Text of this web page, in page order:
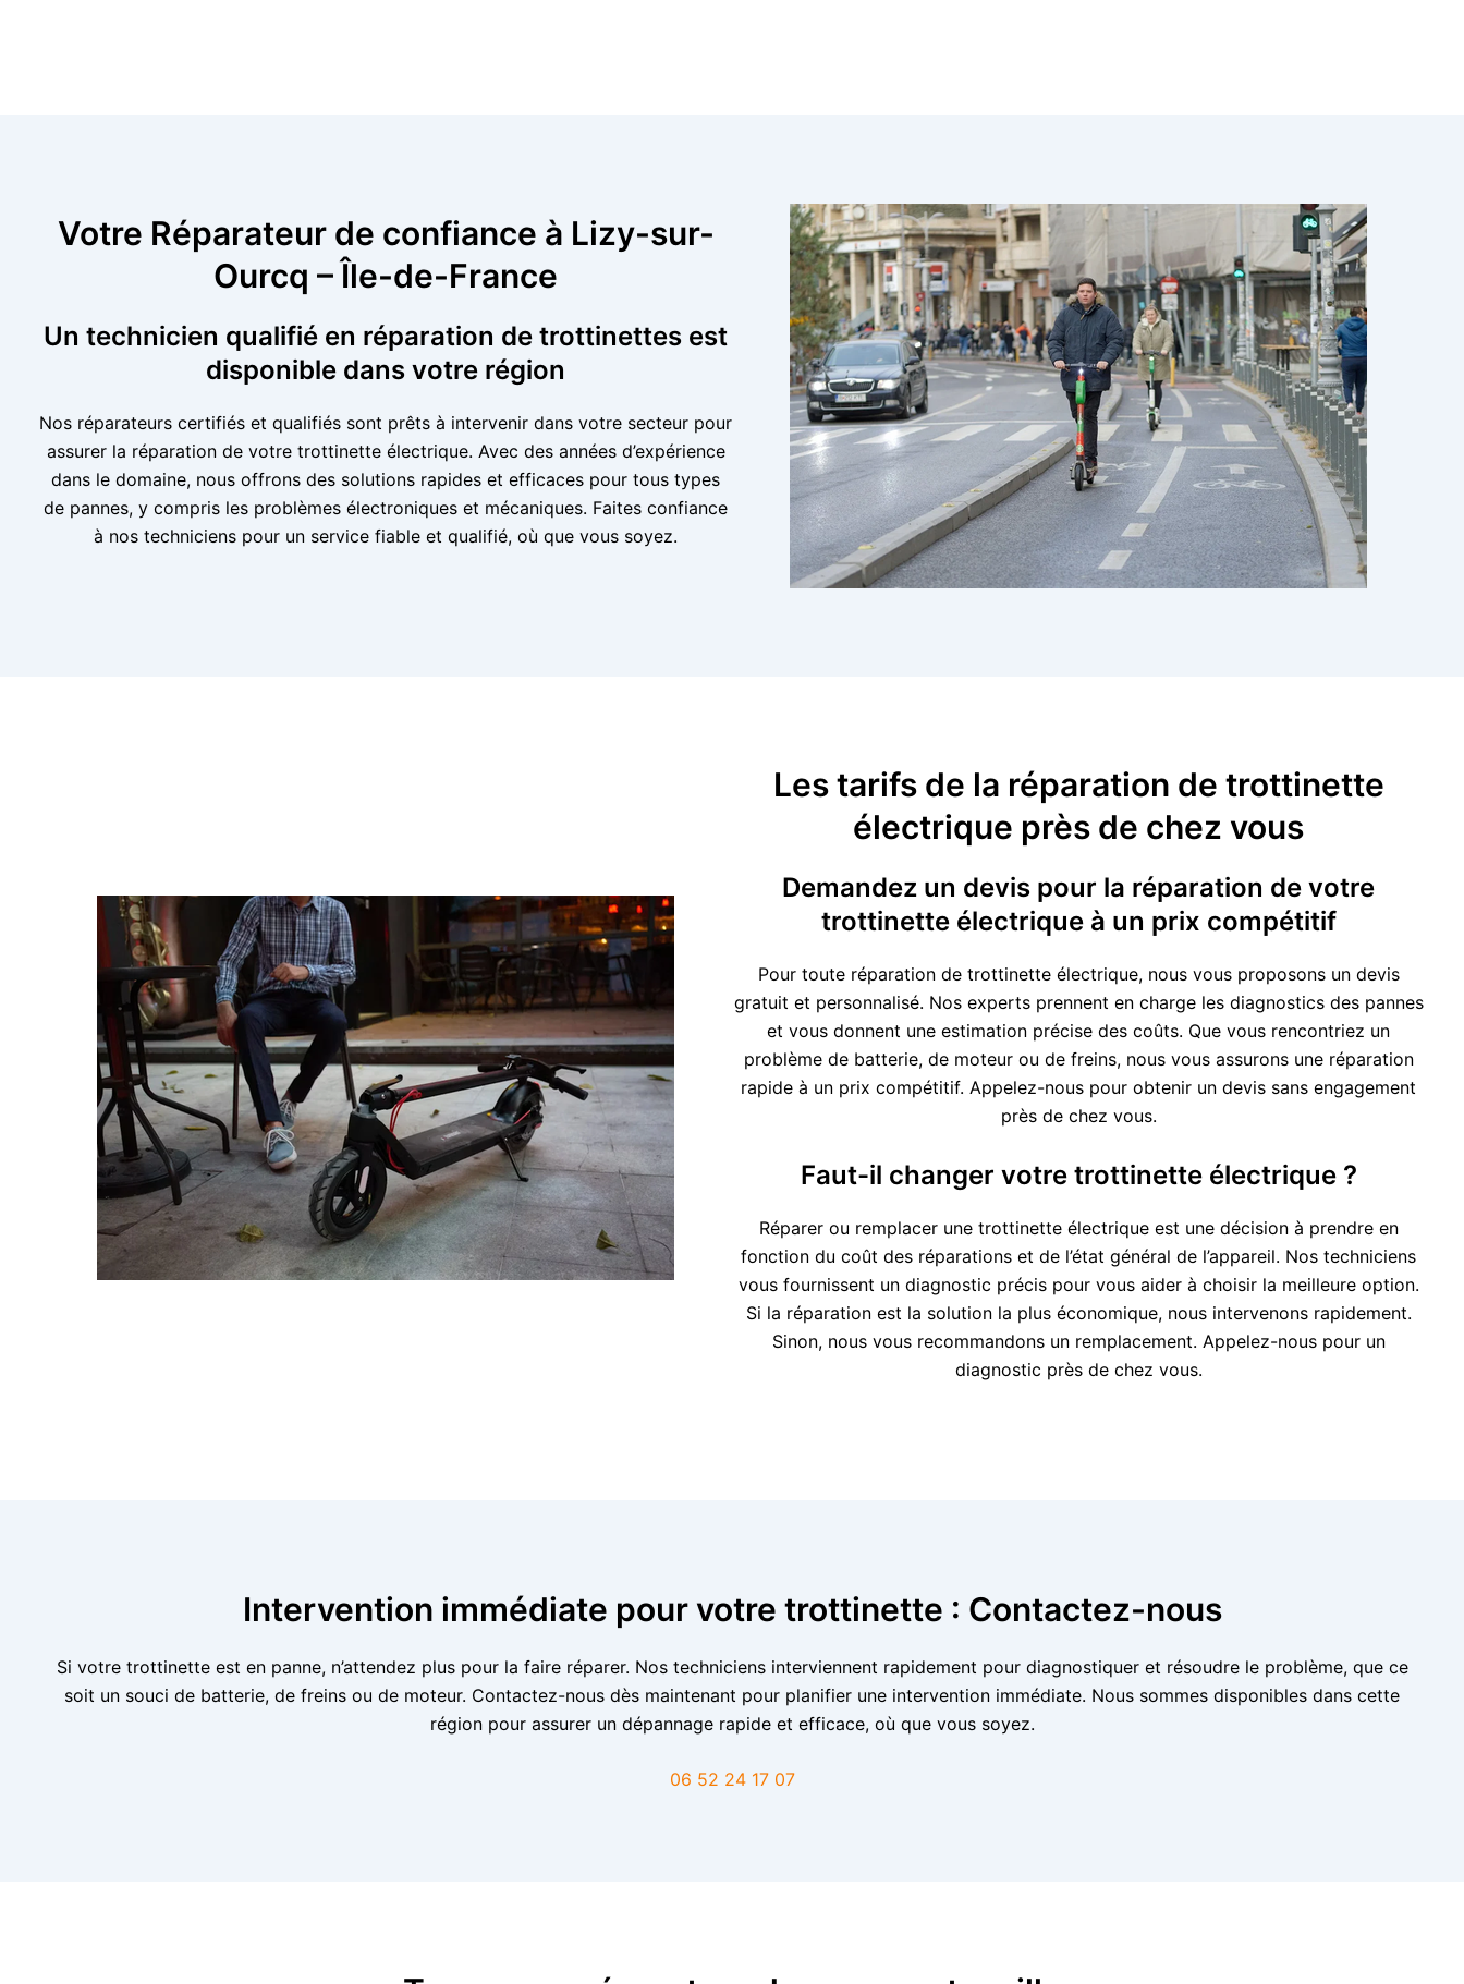
Votre Réparateur de confiance à Lizy-sur-
Ourcq – Île-de-France
Un technicien qualifié en réparation de trottinettes est
disponible dans votre région
Nos réparateurs certifiés et qualifiés sont prêts à intervenir dans votre secteur pour
assurer la réparation de votre trottinette électrique. Avec des années d’expérience
dans le domaine, nous offrons des solutions rapides et efficaces pour tous types
de pannes, y compris les problèmes électroniques et mécaniques. Faites confiance
à nos techniciens pour un service fiable et qualifié, où que vous soyez.
Les tarifs de la réparation de trottinette
électrique près de chez vous
Demandez un devis pour la réparation de votre
trottinette électrique à un prix compétitif
Pour toute réparation de trottinette électrique, nous vous proposons un devis
gratuit et personnalisé. Nos experts prennent en charge les diagnostics des pannes
et vous donnent une estimation précise des coûts. Que vous rencontriez un
problème de batterie, de moteur ou de freins, nous vous assurons une réparation
rapide à un prix compétitif. Appelez-nous pour obtenir un devis sans engagement
près de chez vous.
Faut-il changer votre trottinette électrique ?
Réparer ou remplacer une trottinette électrique est une décision à prendre en
fonction du coût des réparations et de l’état général de l’appareil. Nos techniciens
vous fournissent un diagnostic précis pour vous aider à choisir la meilleure option.
Si la réparation est la solution la plus économique, nous intervenons rapidement.
Sinon, nous vous recommandons un remplacement. Appelez-nous pour un
diagnostic près de chez vous.
Intervention immédiate pour votre trottinette : Contactez-nous
Si votre trottinette est en panne, n’attendez plus pour la faire réparer. Nos techniciens interviennent rapidement pour diagnostiquer et résoudre le problème, que ce
soit un souci de batterie, de freins ou de moteur. Contactez-nous dès maintenant pour planifier une intervention immédiate. Nous sommes disponibles dans cette
région pour assurer un dépannage rapide et efficace, où que vous soyez.
06 52 24 17 07